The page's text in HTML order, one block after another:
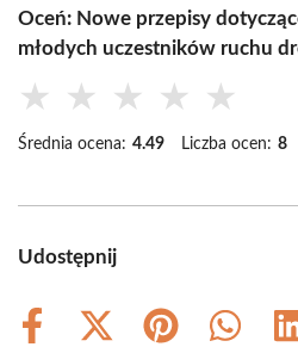
Oceń: Nowe przepisy
młodych uczestników ruchu
★ ★ ★ ★ ★
Średnia ocena: 4.49 Liczba ocen: 8
Udostępnij
Share
Share
Share
Share